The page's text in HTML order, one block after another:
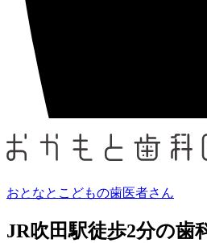
おとなとこどもの歯医者さん
JR吹田駅徒歩2分の歯